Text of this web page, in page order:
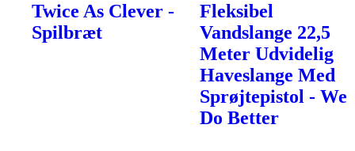
Twice As Clever -
Spilbræt
Fleksibel
Vandslange 22,5
Meter Udvidelig
Haveslange Med
Sprøjtepistol - We
Do Better